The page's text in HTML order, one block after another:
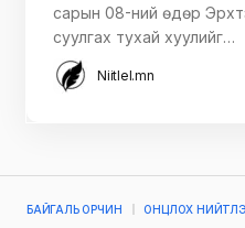
сарын 08-ний өдөр
суулгах тухай хуулийг…
Niitlel.mn
БАЙГАЛЬ ОРЧИН ОНЦЛОХ